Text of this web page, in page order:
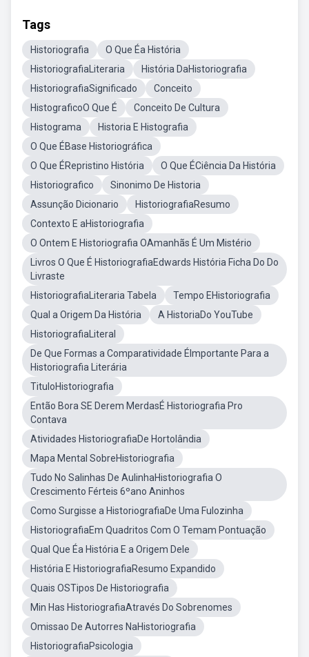
Tags
Historiografia
O Que Éa História
HistoriografiaLiteraria
História DaHistoriografia
HistoriografiaSignificado
Conceito
HistograficoO Que É
Conceito De Cultura
Histograma
Historia E Histografia
O Que ÉBase Historiográfica
O Que ÉRepristino História
O Que ÉCiência Da História
Historiografico
Sinonimo De Historia
Assunção Dicionario
HistoriografiaResumo
Contexto E aHistoriografia
O Ontem E Historiografia OAmanhãs É Um Mistério
Livros O Que É HistoriografiaEdwards História Ficha Do Do
Livraste
HistoriografiaLiteraria Tabela
Tempo EHistoriografia
Qual a Origem Da História
A HistoriaDo YouTube
HistoriografiaLiteral
De Que Formas a Comparatividade ÉImportante Para a
Historiografia Literária
TituloHistoriografia
Então Bora SE Derem MerdasÉ Historiografia Pro
Contava
Atividades HistoriografiaDe Hortolândia
Mapa Mental SobreHistoriografia
Tudo No Salinhas De AulinhaHistoriografia O
Crescimento Férteis 6ºano Aninhos
Como Surgisse a HistoriografiaDe Uma Fulozinha
HistoriografiaEm Quadritos Com O Temam Pontuação
Qual Que Éa História E a Origem Dele
História E HistoriografiaResumo Expandido
Quais OSTipos De Historiografia
Min Has HistoriografiaAtravés Do Sobrenomes
Omissao De Autorres NaHistoriografia
HistoriografiaPsicologia